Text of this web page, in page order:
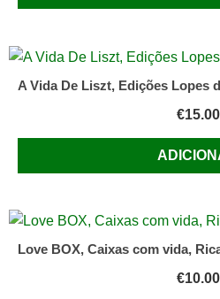
A Vida De Liszt, Edições Lopes
€15.00
Love BOX, Caixas com vida,
€10.00